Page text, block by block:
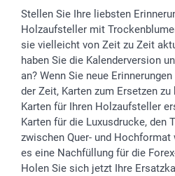
Geschenk-Gutscheine (PDF)
Partnerprogramme
Investor Relations
B2B smartbusiness
Widerrufsrecht
Hochzeit
Geburtstag
Geburt
Zu allen Anlässen
72h Lieferung
Zahlungsmöglichkeiten
Sitemap
Status der Bestellung
smartfriends
smartgarantie
smartbonus
Stellen Sie Ihre liebsten
Holzaufsteller mit
sie vielleicht von Zeit zu Zeit
haben Sie die Kalenderversion
an? Wenn Sie neue
der Zeit, Karten zum Ersetzen
Karten für Ihren Holzaufsteller
Karten für die Luxusdrucke, den
zwischen Quer- und
es eine Nachfüllung für die
Holen Sie sich jetzt Ihre